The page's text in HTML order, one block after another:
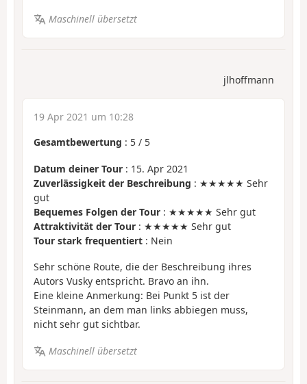
Maschinell übersetzt
jlhoffmann
19 Apr 2021 um 10:28
Gesamtbewertung : 5 / 5
Datum deiner Tour : 15. Apr 2021
Zuverlässigkeit der Beschreibung : ★★★★★ Sehr
gut
Bequemes Folgen der Tour : ★★★★★ Sehr gut
Attraktivität der Tour : ★★★★★ Sehr gut
Tour stark frequentiert : Nein
Sehr schöne Route, die der Beschreibung ihres
Autors Vusky entspricht. Bravo an ihn.
Eine kleine Anmerkung: Bei Punkt 5 ist der
Steinmann, an dem man links abbiegen muss,
nicht sehr gut sichtbar.
Maschinell übersetzt